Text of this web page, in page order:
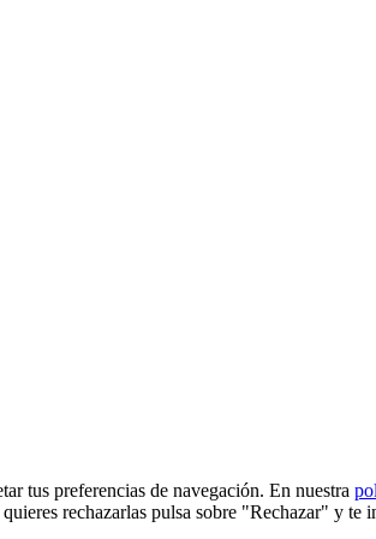
tus preferencias de navegación. En nuestra
rechazarlas pulsa sobre "Rechazar" y te